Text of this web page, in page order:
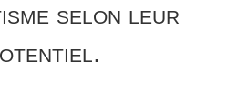
selon leur